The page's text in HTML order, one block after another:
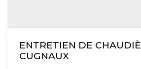
ENTRETIEN DE
CUGNAUX